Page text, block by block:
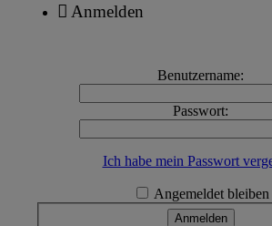
Anmelden
Benutzername:
Passwort:
Ich habe mein Passwort
Angemeldet bleiben